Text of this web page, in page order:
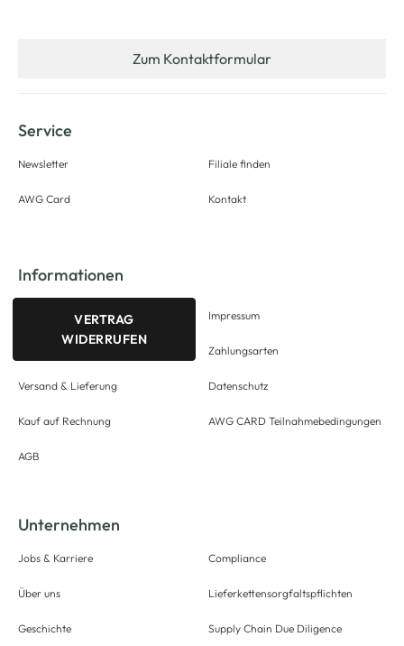
Zum Kontaktformular
Service
Newsletter
AWG Card
Filiale finden
Kontakt
Informationen
VERTRAG
WIDERRUFEN
Versand & Lieferung
Kauf auf Rechnung
AGB
Impressum
Zahlungsarten
Datenschutz
AWG CARD Teilnahmebedingungen
Unternehmen
Jobs & Karriere
Über uns
Geschichte
Compliance
Lieferkettensorgfaltspflichten
Supply Chain Due Diligence